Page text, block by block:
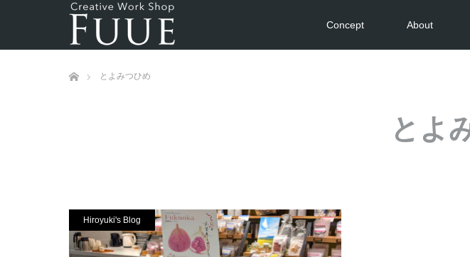
Concept About
とよみつひめ
とよ
Hiroyuki's Blog